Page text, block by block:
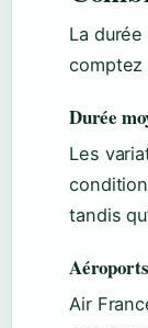
La
Durée
Les
tandis
Air